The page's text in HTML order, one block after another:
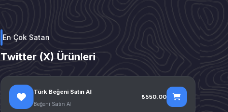
En Çok Satan
Twitter (X) Ürünleri
Türk Beğeni Satın Al
Beğeni Satın Al
₺550.00